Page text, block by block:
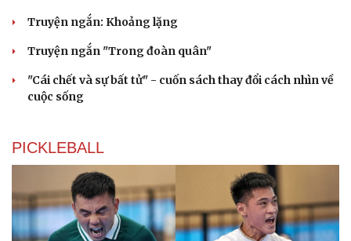
Truyện ngắn: Khoảng lặng
Truyện ngắn "Trong đoàn quân"
"Cái chết và sự bất tử" - cuốn sách thay đổi cách nhìn về
cuộc sống
PICKLEBALL